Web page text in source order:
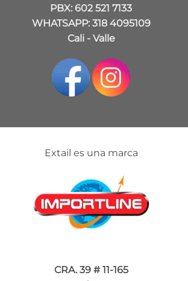
PBX: 602 521 7133
WHATSAPP: 318 4095109
Cali - Valle
Extail es una marca
CRA. 39 # 11-165